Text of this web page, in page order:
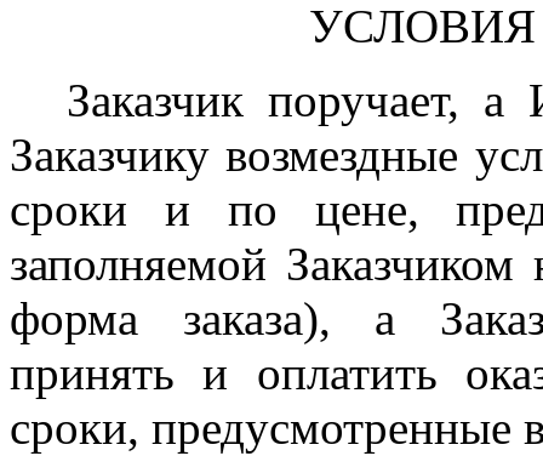
Заказчик поручает, а
Заказчику возмездные
сроки и по цене,
заполняемой
форма заказа), а
принять и оплатить
сроки, предусмотренные